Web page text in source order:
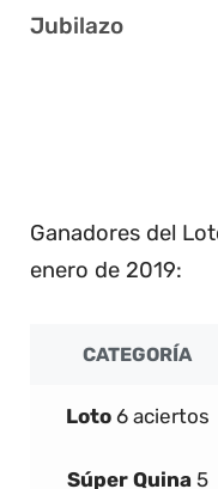
Jubilazo
Ganadores del
enero de 2019:
CATEGORÍA
Loto 6 aciertos
Súper Quina 5